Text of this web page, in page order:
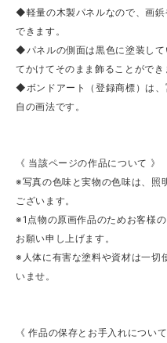
◆軽量の木製パネルなので、画
できます。
◆パネルの側面は黒色に塗装し
てかけてそのまま飾ることができ
◆ボンドアート（登録商標）は
自の画法です。
《 当該ページの作品について 》
※写真の色味と実物の色味は、照
ございます。
※1点物の原画作品のためお客様
お願い申し上げます。
※人体に有害な塗料や資材は一切
いませ。
《 作品の保存とお手入れについて